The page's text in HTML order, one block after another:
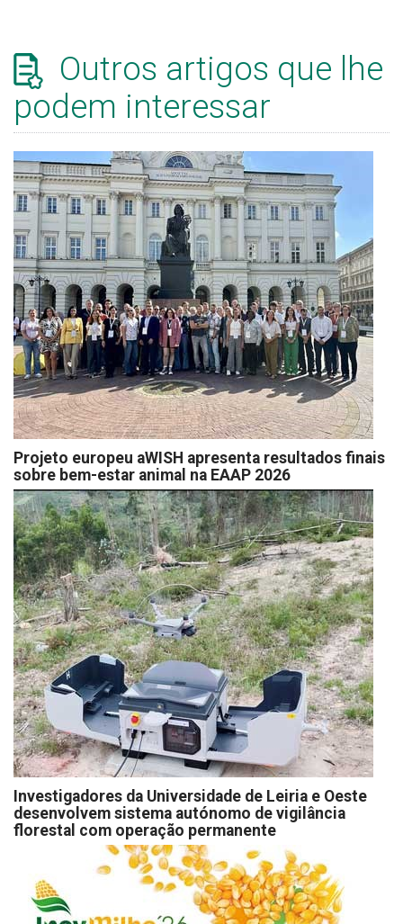
Outros artigos que lhe
podem interessar
Projeto europeu aWISH apresenta resultados finais
sobre bem-estar animal na EAAP 2026
Investigadores da Universidade de Leiria e Oeste
desenvolvem sistema autónomo de vigilância
florestal com operação permanente